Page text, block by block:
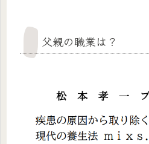
父親の職業は？